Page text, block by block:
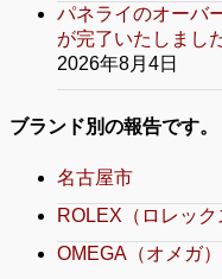
パネライのオーバ
が完了いたしまし
2026年8月4日
ブランド別の報告です。
名古屋市
ROLEX（ロレッ
OMEGA（オメガ